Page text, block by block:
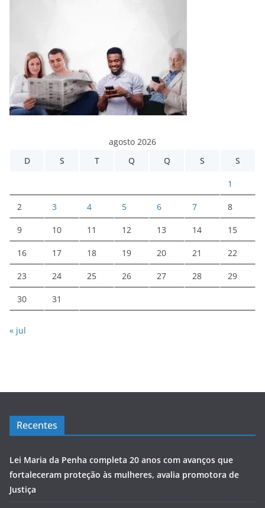
agosto 2026
D
S T Q Q S S
1
2 3 4 5 6 7 8
9 10 11 12 13 14 15
16 17 18 19 20 21 22
23 24 25 26 27 28 29
30 31
« jul
Recentes
Lei Maria da Penha completa 20 anos com avanços que
fortaleceram proteção às mulheres, avalia promotora de
Justiça